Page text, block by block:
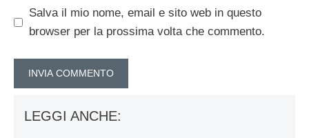
Salva il mio nome, email e sito web in questo
browser per la prossima volta che commento.
LEGGI ANCHE: